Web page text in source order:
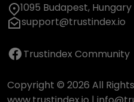
1095 Budapest,
support@trustindex.io
Trustindex Community
Copyright © 2026 All